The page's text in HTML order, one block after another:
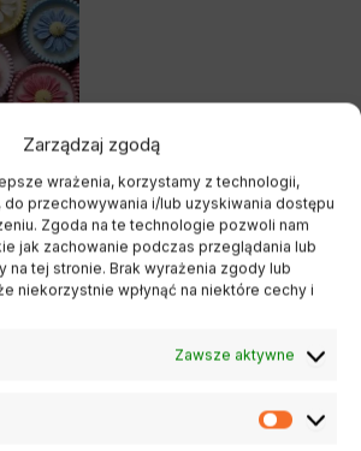
Zarządzaj zgodą
wrażenia, korzystamy z technologii,
przechowywania i/lub uzyskiwania dostępu
Zgoda na te technologie pozwoli nam
jak zachowanie podczas przeglądania lub
na tej stronie. Brak wyrażenia zgody lub
niekorzystnie wpłynąć na niektóre cechy i
Zawsze aktywne
ma
wiele
wariantów.
można
wybrać
na
stronie
produktu